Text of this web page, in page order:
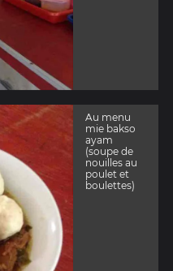
Au menu
mie bakso
ayam
(soupe de
nouilles au
poulet et
boulettes)